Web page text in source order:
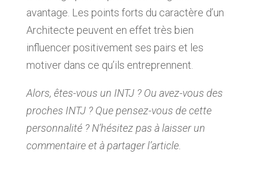
avantage. Les points forts du caractère d’un
Architecte peuvent en effet très bien
influencer positivement ses pairs et les
motiver dans ce qu’ils entreprennent.
Alors, êtes-vous un INTJ ? Ou avez-vous des
proches INTJ ? Que pensez-vous de cette
personnalité ? N’hésitez pas à laisser un
commentaire et à partager l’article.